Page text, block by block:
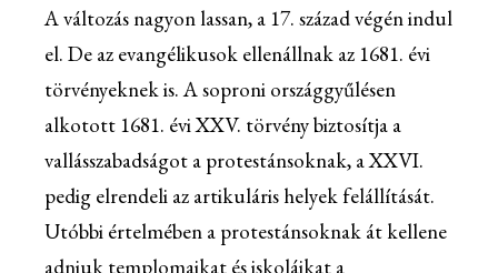
A változás nagyon lassan, a 17. század végén indul
el. De az evangélikusok ellenállnak az 1681. évi
törvényeknek is. A soproni országgyűlésen
alkotott 1681. évi XXV. törvény biztosítja a
vallásszabadságot a protestánsoknak, a XXVI.
pedig elrendeli az artikuláris helyek felállítását.
Utóbbi értelmében a protestánsoknak át kellene
adniuk templomaikat és iskoláikat a